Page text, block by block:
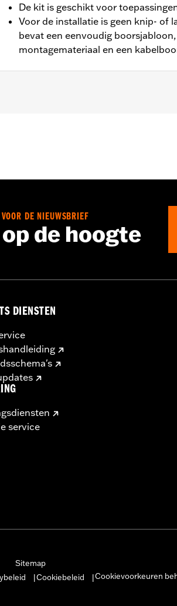
De kit is geschikt voor
Voor de installatie is geen knip- of
bevat een eenvoudig
montagemateriaal en een
voor anderen
laadsysteem van je motorfiets
DE NIEUWSBRIEF
de hoogte
DIENSTEN
service
Sitemap
Cookiebeleid Cookievoorkeuren